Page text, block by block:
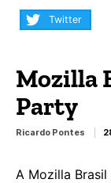
Compartilhar:
Twitter
Mozilla
Party
Ricardo Pontes
A Mozilla